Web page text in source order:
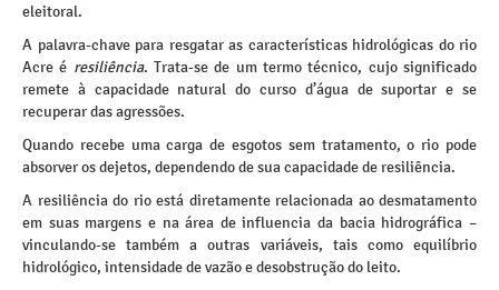
eleitoral.
A palavra-chave para resgatar as características hidrológicas do rio
Acre é resiliência. Trata-se de um termo técnico, cujo significado
remete à capacidade natural do curso d’água de suportar e se
recuperar das agressões.
Quando recebe uma carga de esgotos sem tratamento, o rio pode
absorver os dejetos, dependendo de sua capacidade de resiliência.
A resiliência do rio está diretamente relacionada ao desmatamento
em suas margens e na área de influencia da bacia hidrográfica –
vinculando-se também a outras variáveis, tais como equilíbrio
hidrológico, intensidade de vazão e desobstrução do leito.